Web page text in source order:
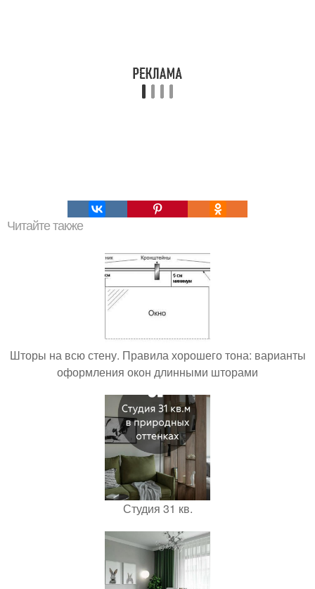
Читайте также
Шторы на всю стену. Правила хорошего тона: варианты
оформления окон длинными шторами
Студия 31 кв.